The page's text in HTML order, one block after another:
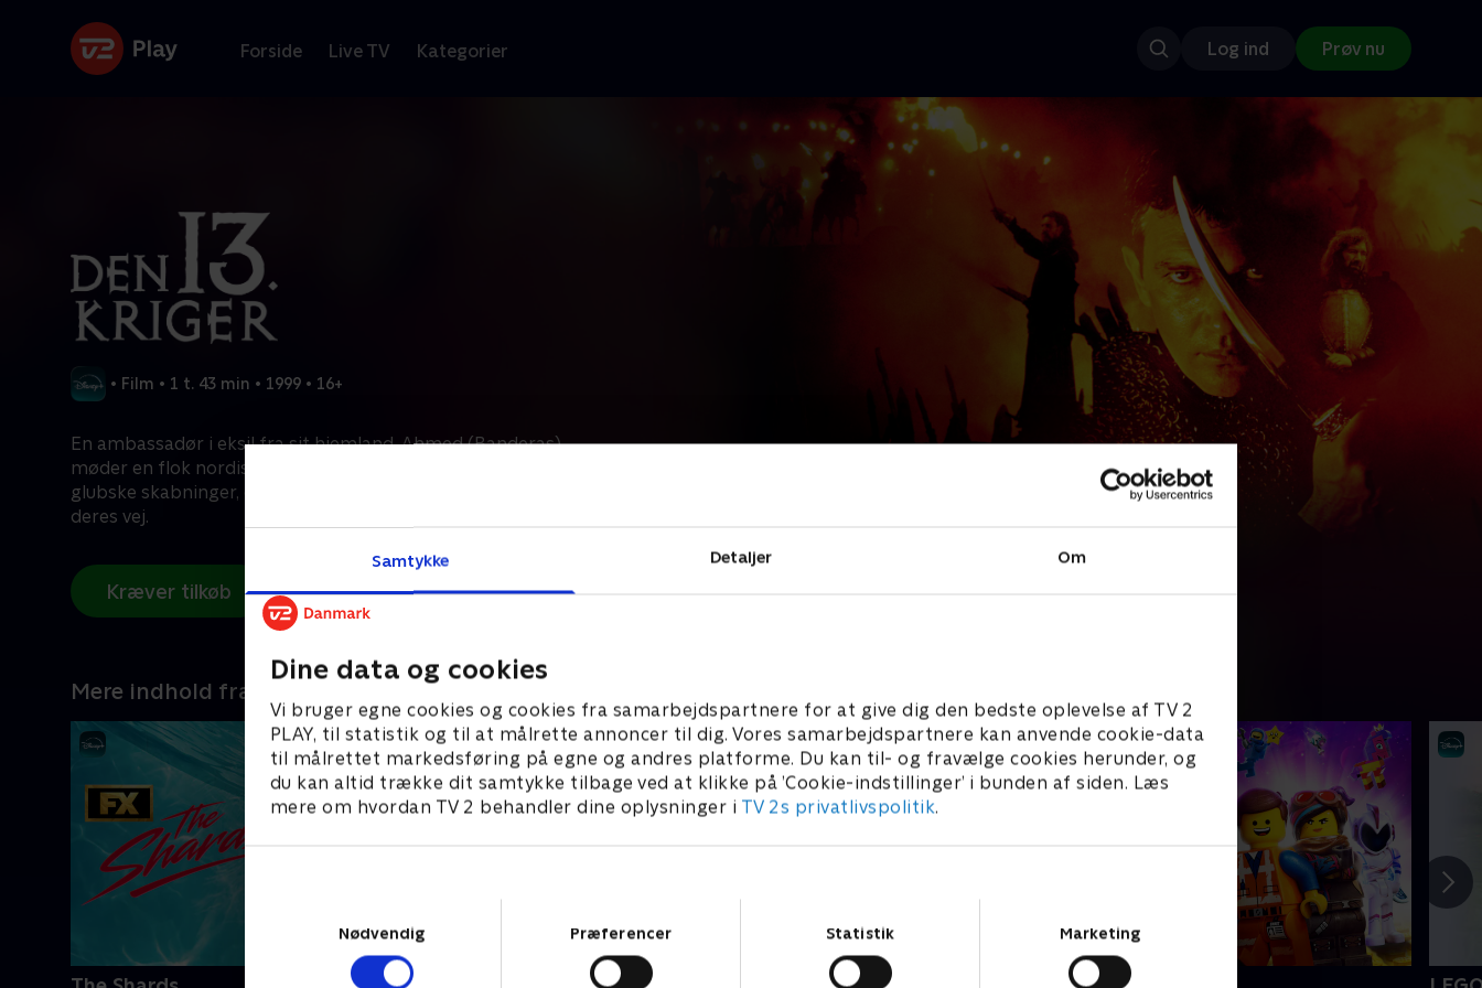
Samtykke Detaljer Om
Dine data og cookies
Vi bruger egne cookies og cookies fra samarbejdspartnere for at give dig den bedste oplevelse af TV 2
PLAY, til statistik og til at målrette annoncer til dig. Vores samarbejdspartnere kan anvende cookie-data
til målrettet markedsføring på egne og andres platforme. Du kan til- og fravælge cookies herunder, og
du kan altid trække dit samtykke tilbage ved at klikke på ’Cookie-indstillinger’ i bunden af siden. Læs
mere om hvordan TV 2 behandler dine oplysninger i TV 2s privatlivspolitik.
Nødvendig
Præferencer Statistik Marketing
Forside Live TV Kategorier Log ind Prøv nu
• Film • 1 t. 43 min • 1999 • 16+
En ambassadør i eksil fra sit hjemland, Ahmed (Banderas),
møder en flok nordiske krigere, som bliver angrebet af nogle
glubske skabninger, der ifølge legenden fortærer alt levende på
deres vej.
Kræver tilkøb
Mere indhold fra Disney+